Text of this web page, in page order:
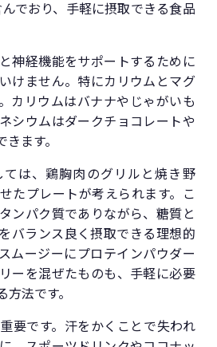
でおり、手軽に摂取できる食品
神経機能をサポートするために
けません。特にカリウムとマグ
カリウムはバナナやじゃがいも
シウムはダークチョコレートや
ます。
は、鶏胸肉のグリルと焼き野
たプレートが考えられます。こ
ンパク質でありながら、糖質と
バランス良く摂取できる理想的
ムージーにプロテインパウダー
ーを混ぜたものも、手軽に必要
法です。
要です。汗をかくことで失われ